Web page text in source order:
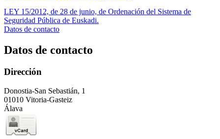
LEY 15/2012, de 28 de junio, de Ordenación del Sistema de
Seguridad Pública de Euskadi.
Datos de contacto
Datos de contacto
Dirección
Donostia-San Sebastián, 1
01010 Vitoria-Gasteiz
Álava